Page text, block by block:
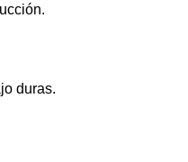
duras.